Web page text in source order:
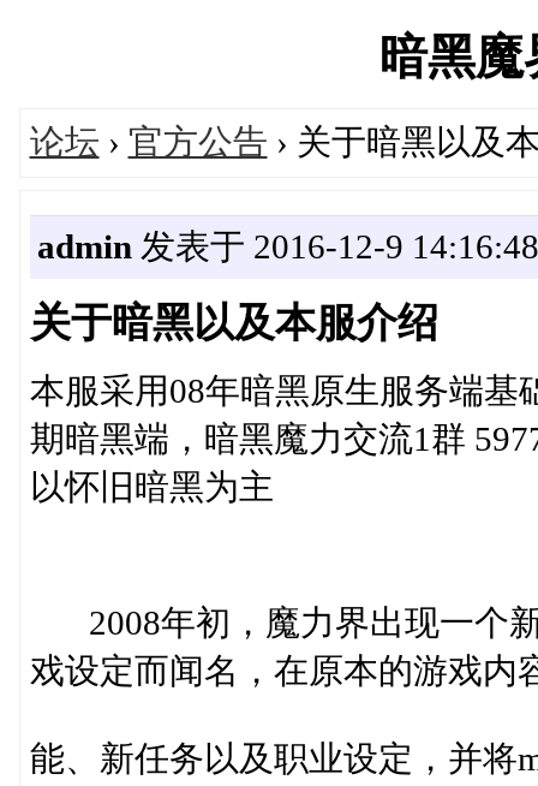
暗黑
论坛 › 官方公告 › 关于暗黑以及
admin 发表于 2016-12-9 14:16:48
关于暗黑以及本服介绍
本服采用08年暗黑原生服务端基
期暗黑端，暗黑魔力交流1群
以怀旧暗黑为主
2008年初，魔力界出现一个
戏设定而闻名，在原本的游戏内
能、新任务以及职业设定，并将